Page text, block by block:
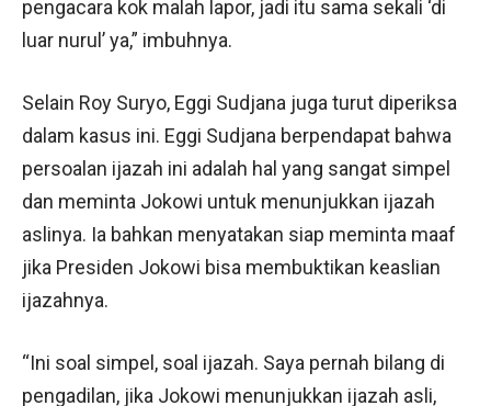
pengacara kok malah lapor, jadi itu sama sekali ‘di
luar nurul’ ya,” imbuhnya.
Selain Roy Suryo, Eggi Sudjana juga turut diperiksa
dalam kasus ini. Eggi Sudjana berpendapat bahwa
persoalan ijazah ini adalah hal yang sangat simpel
dan meminta Jokowi untuk menunjukkan ijazah
aslinya. Ia bahkan menyatakan siap meminta maaf
jika Presiden Jokowi bisa membuktikan keaslian
ijazahnya.
“Ini soal simpel, soal ijazah. Saya pernah bilang di
pengadilan, jika Jokowi menunjukkan ijazah asli,